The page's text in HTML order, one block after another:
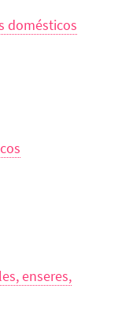
domésticos
enseres,